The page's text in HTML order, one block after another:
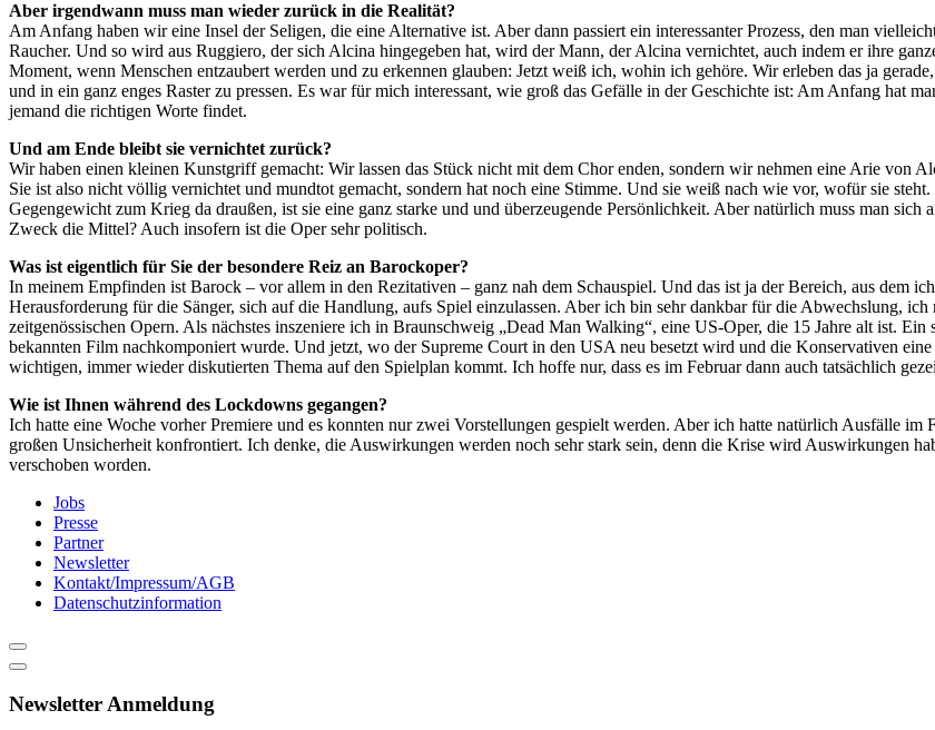
Aber irgendwann muss man wieder zurück in die Realität?
Am Anfang haben wir eine Insel der Seligen, die eine Alternative ist. Aber dann passiert ein interessanter Prozess, den man
Raucher. Und so wird aus Ruggiero, der sich Alcina hingegeben hat, wird der Mann, der Alcina vernichtet, auch indem er ihre
Moment, wenn Menschen entzaubert werden und zu erkennen glauben: Jetzt weiß ich, wohin ich gehöre. Wir erleben das ja
und in ein ganz enges Raster zu pressen. Es war für mich interessant, wie groß das Gefälle in der Geschichte ist: Am Anfang hat
jemand die richtigen Worte findet.
Und am Ende bleibt sie vernichtet zurück?
Wir haben einen kleinen Kunstgriff gemacht: Wir lassen das Stück nicht mit dem Chor enden, sondern wir nehmen eine Arie von
Sie ist also nicht völlig vernichtet und mundtot gemacht, sondern hat noch eine Stimme. Und sie weiß nach wie vor, wofür sie
Gegengewicht zum Krieg da draußen, ist sie eine ganz starke und und überzeugende Persönlichkeit. Aber natürlich muss man
Zweck die Mittel? Auch insofern ist die Oper sehr politisch.
Was ist eigentlich für Sie der besondere Reiz an Barockoper?
In meinem Empfinden ist Barock – vor allem in den Rezitativen – ganz nah dem Schauspiel. Und das ist ja der Bereich, aus dem
Herausforderung für die Sänger, sich auf die Handlung, aufs Spiel einzulassen. Aber ich bin sehr dankbar für die Abwechslung,
zeitgenössischen Opern. Als nächstes inszeniere ich in Braunschweig „Dead Man Walking“, eine US-Oper, die 15 Jahre alt ist. Ein
bekannten Film nachkomponiert wurde. Und jetzt, wo der Supreme Court in den USA neu besetzt wird und die Konservativen
wichtigen, immer wieder diskutierten Thema auf den Spielplan kommt. Ich hoffe nur, dass es im Februar dann auch tatsächlich
Wie ist Ihnen während des Lockdowns gegangen?
Ich hatte eine Woche vorher Premiere und es konnten nur zwei Vorstellungen gespielt werden. Aber ich hatte natürlich Ausfälle
großen Unsicherheit konfrontiert. Ich denke, die Auswirkungen werden noch sehr stark sein, denn die Krise wird Auswirkungen
verschoben worden.
Jobs
Presse
Partner
Newsletter
Kontakt/Impressum/AGB
Datenschutzinformation
Newsletter Anmeldung